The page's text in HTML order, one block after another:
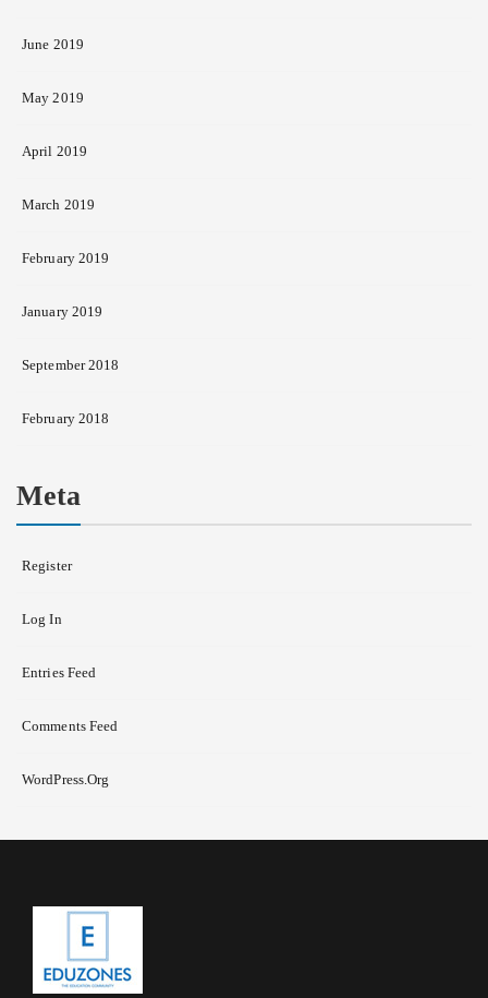
June 2019
May 2019
April 2019
March 2019
February 2019
January 2019
September 2018
February 2018
Meta
Register
Log In
Entries Feed
Comments Feed
WordPress.org